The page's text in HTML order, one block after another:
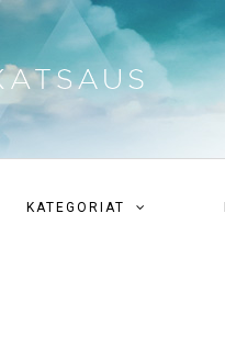
KATEGORIAT